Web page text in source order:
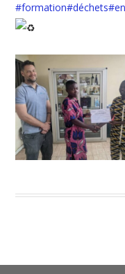
#formation#déchets